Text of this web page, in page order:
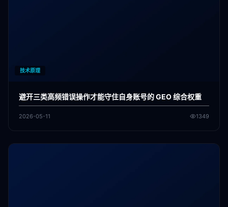
技术原理
避开三类高频错误操作才能守住自身账号的 GEO 综合权重
2026-05-11 1349